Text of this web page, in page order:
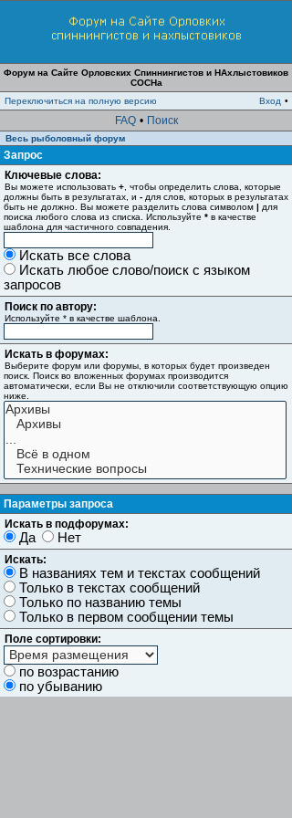
Форум на Сайте Орловских Спиннингистов и НАхлыстовиков
СОСНа
Переключиться на полную версию
Вход •
FAQ • Поиск
Весь рыболовный форум
Запрос
Ключевые слова:
Вы можете использовать + , чтобы определить слова, которые
должны быть в результатах, и - для слов, которых в результатах
быть не должно. Вы можете разделить слова символом | для
поиска любого слова из списка. Используйте * в качестве
шаблона для частичного совпадения.
Искать все слова
Искать любое слово/поиск с языком
запросов
Поиск по автору:
Используйте * в качестве шаблона.
Искать в форумах:
Выберите форум или форумы, в которых будет произведен
поиск. Поиск во вложенных форумах производится
автоматически, если Вы не отключили соответствующую опцию
ниже.
Параметры запроса
Искать в подфорумах:
Да Нет
Искать:
В названиях тем и текстах сообщений
Только в текстах сообщений
Только по названию темы
Только в первом сообщении темы
Поле сортировки:
по возрастанию
по убыванию